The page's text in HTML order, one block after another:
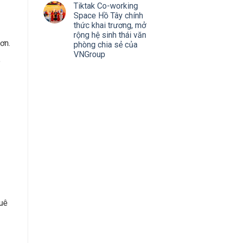
Tiktak Co-working
Space Hồ Tây chính
thức khai trương, mở
rộng hệ sinh thái văn
phòng chia sẻ của
VNGroup